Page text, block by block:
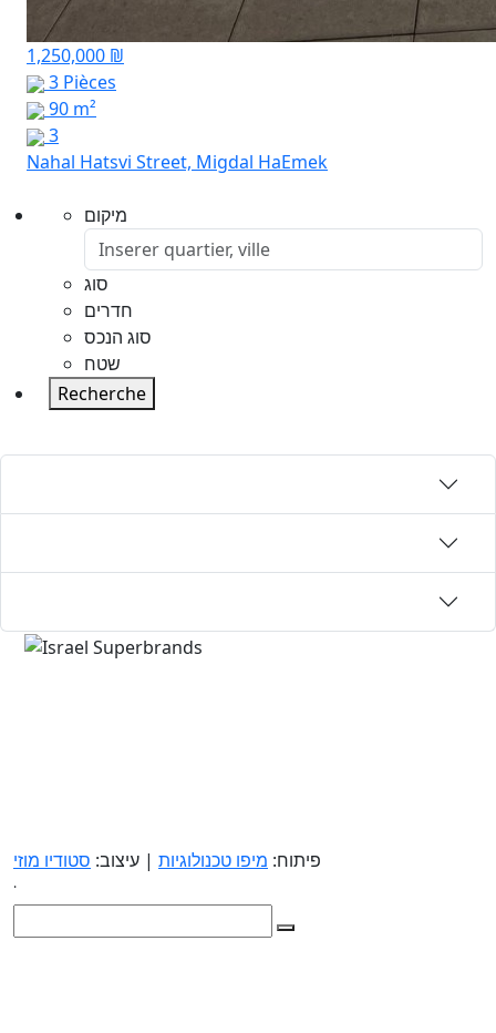
1,250,000 ₪
3 Pièces
90 m²
3
Nahal Hatsvi Street, Migdal HaEmek
מיקום
סוג
חדרים
סוג הנכס
שטח
Recherche
פיתוח: מיפו טכנולוגיות | עיצוב: סטודיו מוזי
.